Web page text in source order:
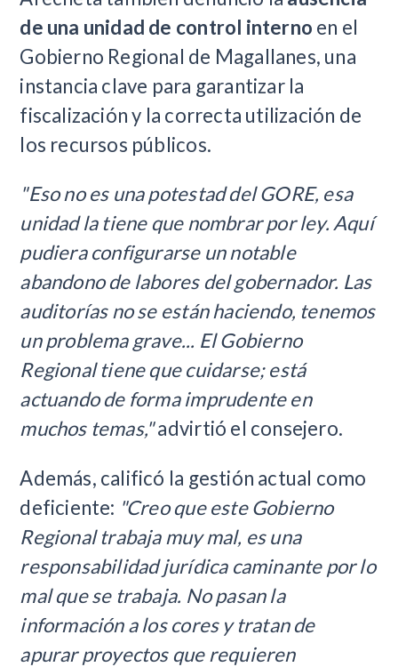
de una unidad de control interno en el
Gobierno Regional de Magallanes, una
instancia clave para garantizar la
fiscalización y la correcta utilización de
los recursos públicos.
"Eso no es una potestad del GORE, esa
unidad la tiene que nombrar por ley. Aquí
pudiera configurarse un notable
abandono de labores del gobernador. Las
auditorías no se están haciendo, tenemos
un problema grave... El Gobierno
Regional tiene que cuidarse; está
actuando de forma imprudente en
muchos temas,"advirtió el consejero.
Además, calificó la gestión actual como
deficiente: "Creo que este Gobierno
Regional trabaja muy mal, es una
responsabilidad jurídica caminante por lo
mal que se trabaja. No pasan la
información a los cores y tratan de
apurar proyectos que requieren